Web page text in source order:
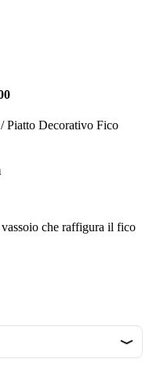
/ Piatto Decorativo Fico
che raffigura il fico